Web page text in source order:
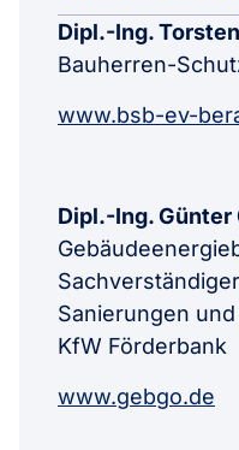
Dipl.-Ing.
Bauherren-
www.bsb-ev-
Dipl.-Ing. Günter
Sanierungen
KfW Förderbank
www.gebgo.de